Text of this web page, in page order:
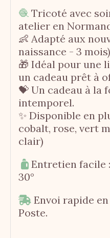
🧶 Tricoté avec
atelier en
👶 Adapté aux
naissance - 3
🎁 Idéal pour une
un cadeau prêt à
💝 Un cadeau à la
intemporel.
✨ Disponible en
cobalt, rose, vert
clair)
 Entretien facile
30°
 Envoi rapide
Poste.